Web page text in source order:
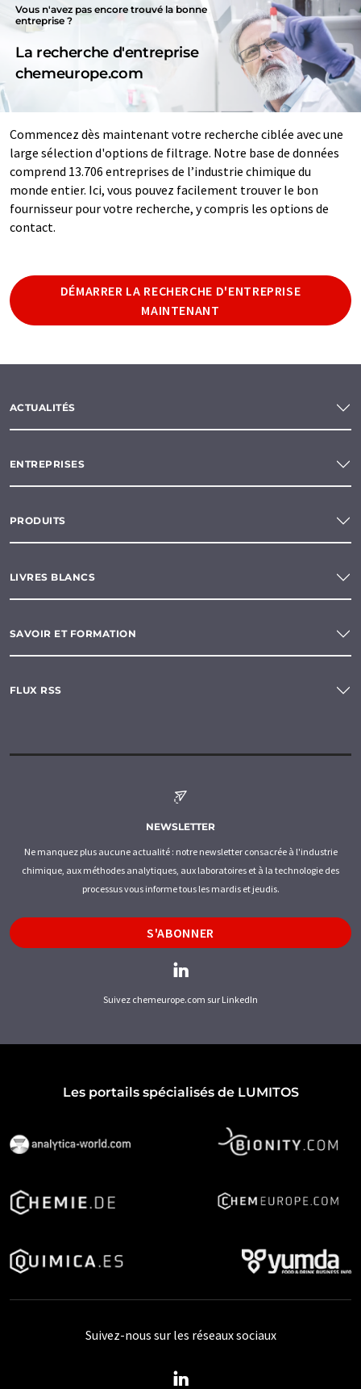
Vous n'avez pas encore trouvé la bonne
entreprise ?
La recherche d'entreprise
chemeurope.com
Commencez dès maintenant votre recherche ciblée avec une
large sélection d'options de filtrage. Notre base de données
comprend 13.706 entreprises de l’industrie chimique du
monde entier. Ici, vous pouvez facilement trouver le bon
fournisseur pour votre recherche, y compris les options de
contact.
DÉMARRER LA RECHERCHE D'ENTREPRISE
MAINTENANT
ACTUALITÉS
ENTREPRISES
PRODUITS
LIVRES BLANCS
SAVOIR ET FORMATION
FLUX RSS
NEWSLETTER
Ne manquez plus aucune actualité : notre newsletter consacrée à l'industrie
chimique, aux méthodes analytiques, aux laboratoires et à la technologie des
processus vous informe tous les mardis et jeudis.
S'ABONNER
Suivez chemeurope.com sur LinkedIn
Les portails spécialisés de LUMITOS
Suivez-nous sur les réseaux sociaux